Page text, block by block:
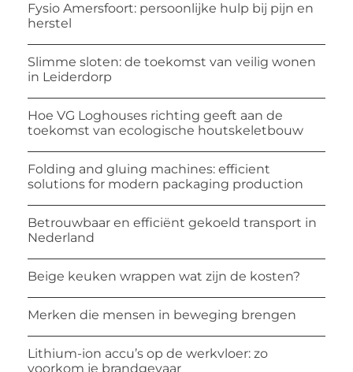
Fysio Amersfoort: persoonlijke hulp bij pijn en
herstel
Slimme sloten: de toekomst van veilig wonen
in Leiderdorp
Hoe VG Loghouses richting geeft aan de
toekomst van ecologische houtskeletbouw
Folding and gluing machines: efficient
solutions for modern packaging production
Betrouwbaar en efficiënt gekoeld transport in
Nederland
Beige keuken wrappen wat zijn de kosten?
Merken die mensen in beweging brengen
Lithium-ion accu’s op de werkvloer: zo
voorkom je brandgevaar